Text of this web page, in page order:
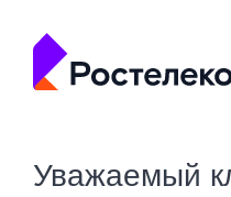
Уважаемый